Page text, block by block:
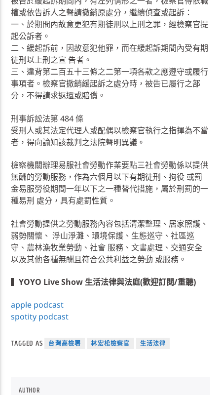
權或依告訴人之聲請撤銷原處分，繼續偵查或起訴：
一、於期間內故意更犯有期徒刑以上刑之罪，經檢察官提
起公訴者。
二、緩起訴前，因故意犯他罪，而在緩起訴期間內受有期
徒刑以上刑之宣 告者。
三、違背第二百五十三條之二第一項各款之應遵守或履行
事項者。檢察官撤銷緩起訴之處分時，被告已履行之部
分，不得請求返還或賠償。
刑事訴訟法第 484 條
受刑人或其法定代理人或配偶以檢察官執行之指揮為不當
者，得向諭知該裁判之法院聲明異議。
檢察機關辦理易服社會勞動作業要點三社會勞動係以提供
無酬的勞動服務，作為六個月以下有期徒刑、拘役 或罰
金易服勞役期間一年以下之一種替代措施，屬於刑罰的一
種易刑 處分，具有處罰性質。
社會勞動提供之勞動服務內容包括清潔整理、居家照護、
弱勢關懷、 淨山淨灘、環境保護、生態巡守、社區巡
守、農林漁牧業勞動、社會 服務、文書處理、交通安全
以及其他各種無酬且符合公共利益之勞動 或服務。
▍YOYO Live Show 生活法律與法庭(歡迎訂閱/重聽)
apple podcast
spotity podcast
TAGGED AS 台灣高檢署 林宏松檢察官 生活法律
AUTHOR